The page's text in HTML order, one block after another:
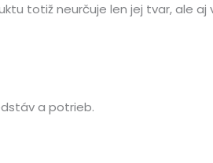
totiž neurčuje len jej tvar, ale
a potrieb.